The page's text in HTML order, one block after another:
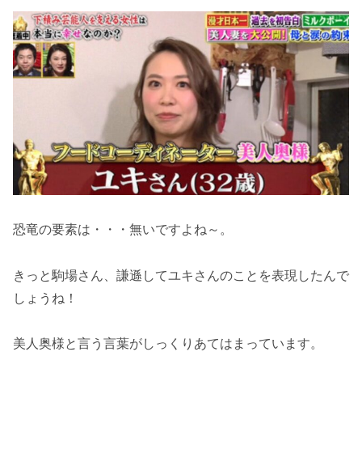
恐竜の要素は・・・無いですよね～。
きっと駒場さん、謙遜してユキさんのことを表現したんで
しょうね！
美人奥様と言う言葉がしっくりあてはまっています。